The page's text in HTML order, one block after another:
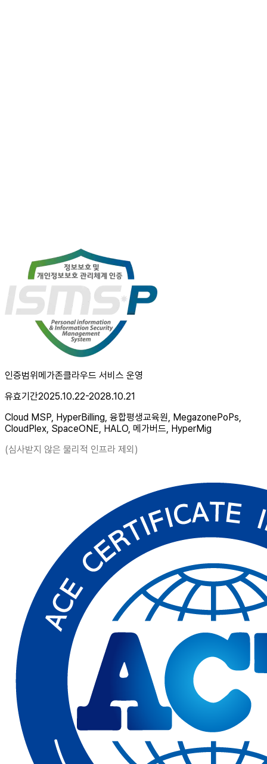
인증범위메가존클라우드 서비스 운영
유효기간2025.10.22-2028.10.21
Cloud MSP, HyperBilling, 융합평생교육원, MegazonePoPs,
CloudPlex, SpaceONE, HALO, 메가버드, HyperMig
(심사받지 않은 물리적 인프라 제외)